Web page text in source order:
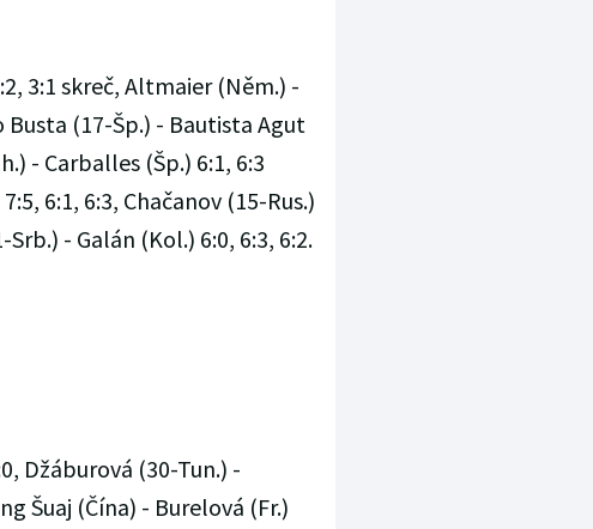
3:1 skreč, Altmaier (Něm.) -
Busta (17-Šp.) - Bautista Agut
- Carballes (Šp.) 6:1, 6:3
6:1, 6:3, Chačanov (15-Rus.)
- Galán (Kol.) 6:0, 6:3, 6:2.
Džáburová (30-Tun.) -
Šuaj (Čína) - Burelová (Fr.)